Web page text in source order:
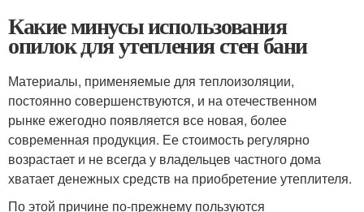
Какие минусы использования
опилок для утепления стен бани
Материалы, применяемые для теплоизоляции,
постоянно совершенствуются, и на отечественном
рынке ежегодно появляется все новая, более
современная продукция. Ее стоимость регулярно
возрастает и не всегда у владельцев частного дома
хватает денежных средств на приобретение утеплителя.
По этой причине по-прежнему пользуются